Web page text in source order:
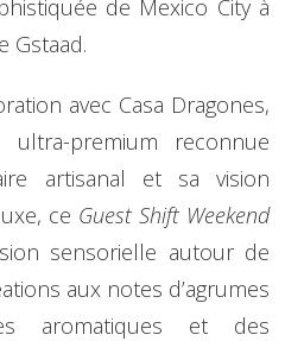
de Mexico City à
Gstaad.
avec Casa Dragones,
premium reconnue
artisanal et sa vision
ce Guest Shift Weekend
sensorielle autour de
aux notes d’agrumes
aromatiques et des